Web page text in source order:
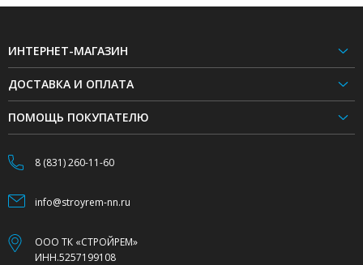
ИНТЕРНЕТ-МАГАЗИН
ДОСТАВКА И ОПЛАТА
ПОМОЩЬ ПОКУПАТЕЛЮ
8 (831) 260-11-60
info@stroyrem-nn.ru
ООО ТК «СТРОЙРЕМ»
ИНН.5257199108